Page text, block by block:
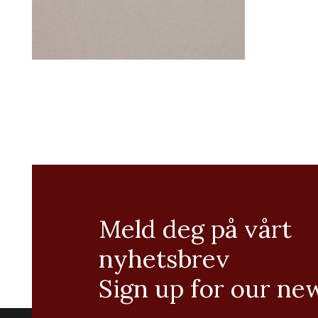
Meld deg på vårt
nyhetsbrev
Sign up for our